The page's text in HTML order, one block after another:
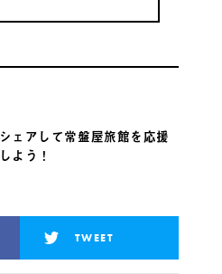
シェアして常盤屋旅館を応援
しよう！
TWEET